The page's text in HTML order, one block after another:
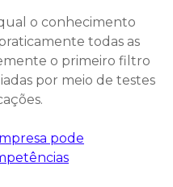
o conhecimento
todas as
o primeiro filtro
por meio de testes
pode